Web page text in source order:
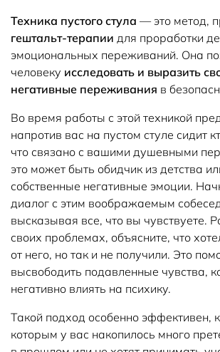
Техника пустого стула — это метод,
гештальт-терапии для проработки
эмоциональных переживаний. Она
человеку исследовать и выразить
негативные переживания в
Во время работы с этой техникой
напротив вас на пустом стуле сидит
что связано с вашими душевными
это может быть обидчик из детства
собственные негативные эмоции.
диалог с этим воображаемым
высказывая все, что вы чувствуете.
своих проблемах, объясните, что
от него, но так и не получили. Это
высвободить подавленные чувства,
негативно влиять на психику.
Такой подход особенно эффективен,
которым у вас накопилось много